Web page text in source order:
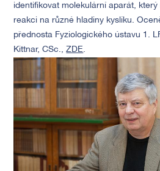
identifikovat molekulární aparát,
reakci na různé hladiny kyslíku.
přednosta Fyziologického ústavu 1.
Kittnar, CSc.,ZDE.